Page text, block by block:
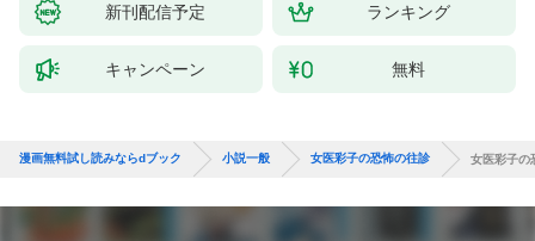
新刊配信予定 ランキング
キャンペーン 無料
漫画無料試し読みならdブック 小説一般 女医彩子の恐怖の往診 女医彩子の